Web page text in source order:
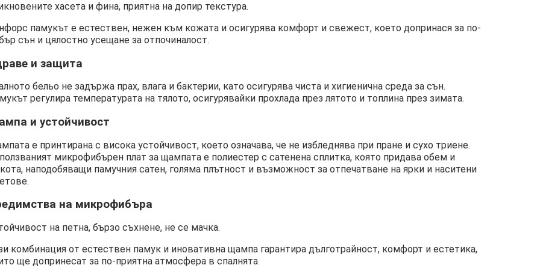
хасета и фина, приятна на допир текстура.
памукът е естествен, нежен към кожата и осигурява комфорт и свежест, което допринася за по-
сън и цялостно усещане за отпочиналост.
и защита
бельо не задържа прах, влага и бактерии, като осигурява чиста и хигиенична среда за сън.
регулира температурата на тялото, осигурявайки прохлада през лятото и топлина през зимата.
и устойчивост
е принтирана с висока устойчивост, което означава, че не избледнява при пране и сухо триене.
микрофибърен плат за щампата е полиестер с сатенена сплитка, която придава обем и
наподобяващи памучния сатен, голяма плътност и възможност за отпечатване на ярки и наситени
на микрофибъра
на петна, бързо съхнене, не се мачка.
комбинация от естествен памук и иновативна щампа гарантира дълготрайност, комфорт и естетика,
ще допринесат за по-приятна атмосфера в спалнята.